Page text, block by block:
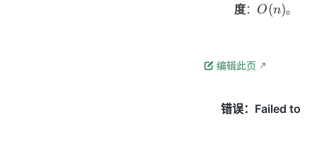
度： O(n)
O(n)。
编辑此页